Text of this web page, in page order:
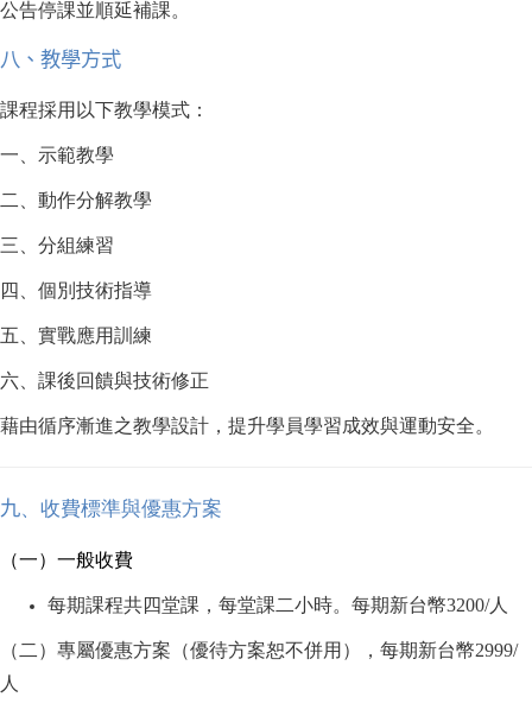
公告停課並順延補課。
八、教學方式
課程採用以下教學模式：
一、示範教學
二、動作分解教學
三、分組練習
四、個別技術指導
五、實戰應用訓練
六、課後回饋與技術修正
藉由循序漸進之教學設計，提升學員學習成效與運動安全。
九、收費標準與優惠方案
（一）一般收費
每期課程共四堂課，每堂課二小時。每期新台幣3200/人
（二）專屬優惠方案（優待方案恕不併用），每期新台幣2999/
人